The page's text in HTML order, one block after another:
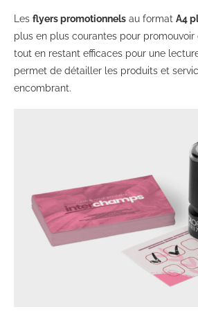
Les flyers promotionnels au format A4
plus en plus courantes pour promouvoir
tout en restant efficaces pour une
permet de détailler les produits et
encombrant.